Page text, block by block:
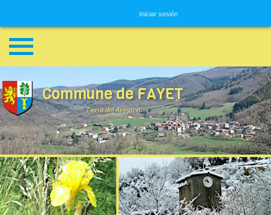
Iniciar sesión
Commune de FAYET
Tierra del Aveyron